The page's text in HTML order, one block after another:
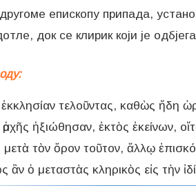
другоме епископу припада,
док се клирик који је
τελοῦντας, καθὼς ἤδη
ἀρχῆς ἠξιώθησαν, ἐκτὸς ἐκείνων,
τὸν ὅρον τοῦτον, ἄλλῳ
ἂν ὁ μεταστὰς κληρικὸς εἰς τὴν